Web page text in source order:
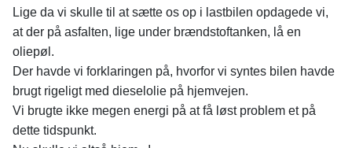
Lige da vi skulle til at sætte os op i lastbilen opdagede vi,
at der på asfalten, lige under brændstoftanken, lå en
oliepøl.
Der havde vi forklaringen på, hvorfor vi syntes bilen havde
brugt rigeligt med dieselolie på hjemvejen.
Vi brugte ikke megen energi på at få løst problem et på
dette tidspunkt.